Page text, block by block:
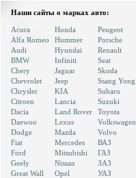
Наши сайты о марках авто:
Acura
Alfa Romeo
Audi
BMW
Chery
Chevrolet
Chrysler
Citroen
Dacia
Daewoo
Dodge
Fiat
Ford
Geely
Great Wall
Honda
Hummer
Hyundai
Infiniti
Jaguar
Jeep
KIA
Lancia
Land Rover
Lexus
Mazda
Mercedes
Mitsubishi
Nissan
Opel
Peugeot
Porsche
Renault
Seat
Skoda
Ssang Yong
Subaru
Suzuki
Toyota
Volkswagen
Volvo
ВАЗ
ГАЗ
ЗАЗ
УАЗ